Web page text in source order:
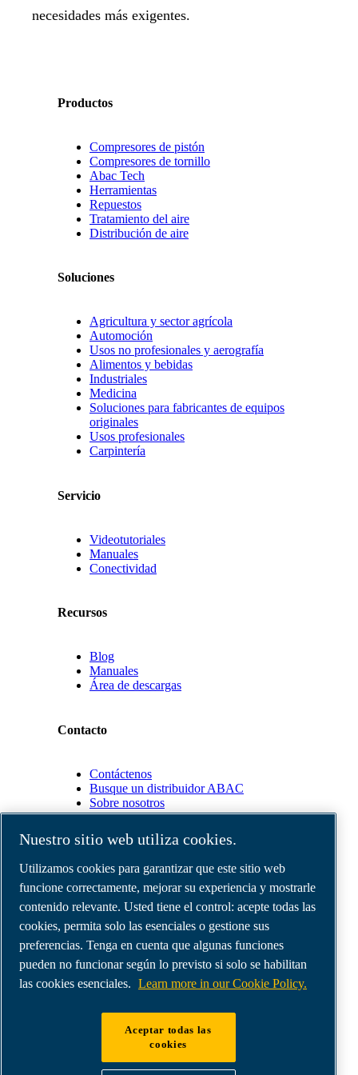
necesidades más exigentes.
Productos
Compresores de pistón
Compresores de tornillo
Abac Tech
Herramientas
Repuestos
Tratamiento del aire
Distribución de aire
Soluciones
Agricultura y sector agrícola
Automoción
Usos no profesionales y aerografía
Alimentos y bebidas
Industriales
Medicina
Soluciones para fabricantes de equipos
originales
Usos profesionales
Carpintería
Servicio
Videotutoriales
Manuales
Conectividad
Recursos
Blog
Manuales
Área de descargas
Contacto
Contáctenos
Busque un distribuidor ABAC
Sobre nosotros
Socios
Área
de
distribuidores
E-
Connect
2.0
Business
Portal
Gallery
Compresores de aire ABAC
Nuestro sitio web utiliza cookies.
Utilizamos cookies para garantizar que este sitio web
funcione correctamente, mejorar su experiencia y mostrarle
contenido relevante. Usted tiene el control: acepte todas las
cookies, permita solo las esenciales o gestione sus
preferencias. Tenga en cuenta que algunas funciones
pueden no funcionar según lo previsto si solo se habilitan
las cookies esenciales. Learn more in our Cookie Policy.
Aceptar todas las
cookies